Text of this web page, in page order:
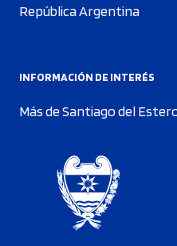
República Argentina
INFORMACIÓN DE INTERÉS
Más de Santiago del